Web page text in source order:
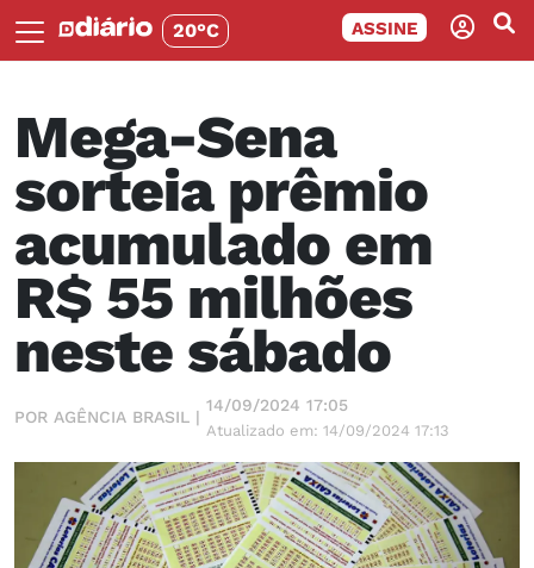
20°C ASSINE
Mega-Sena
sorteia prêmio
acumulado em
R$ 55 milhões
neste sábado
POR AGÊNCIA BRASIL |
14/09/2024 17:05
Atualizado em: 14/09/2024 17:13